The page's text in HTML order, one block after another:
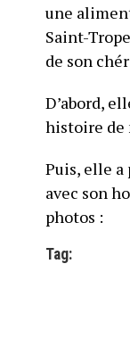
une
Saint-
de son
D’abord,
histoire de
Puis, elle a
avec son
photos :
Tag: